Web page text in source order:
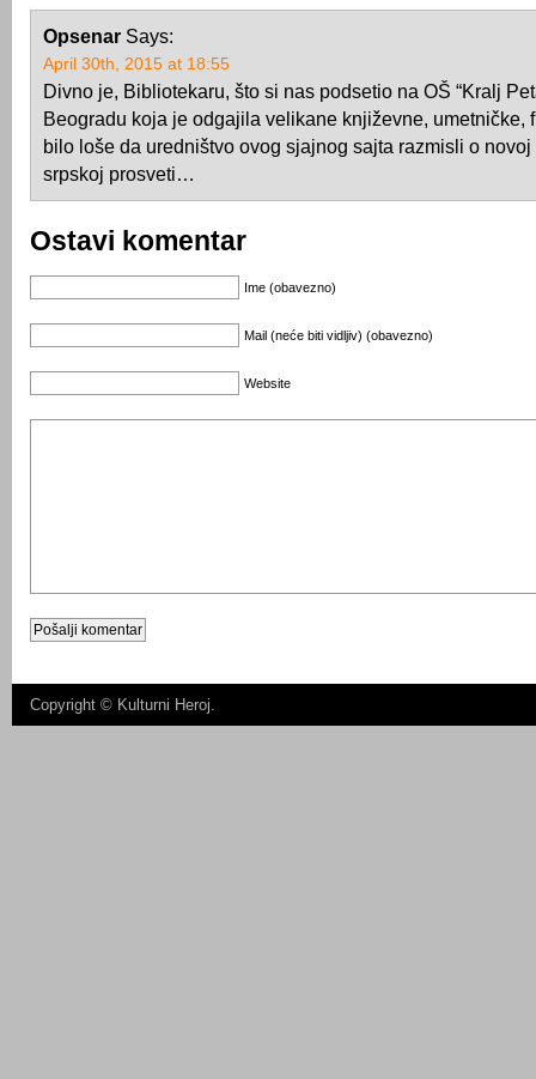
Opsenar Says:
April 30th, 2015 at 18:55
Divno je, Bibliotekaru, što si nas podsetio na OŠ “Kralj
Beogradu koja je odgajila velikane književne, umetničke,
bilo loše da uredništvo ovog sjajnog sajta razmisli o
srpskoj prosveti…
Ostavi komentar
Ime (obavezno)
Mail (neće biti vidljiv) (obavezno)
Website
Copyright © Kulturni Heroj.